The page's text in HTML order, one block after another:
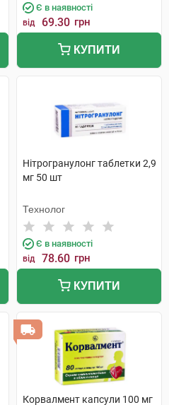
Є в наявності
від 69.30 грн
КУПИТИ
Нітрогранулонг таблетки 2,9
мг 50 шт
Технолог
Є в наявності
від 78.60 грн
КУПИТИ
Корвалмент капсули 100 мг